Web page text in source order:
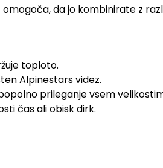
da jo kombinirate z
toploto.
Alpinestars videz.
prileganje vsem
čas ali obisk dirk.